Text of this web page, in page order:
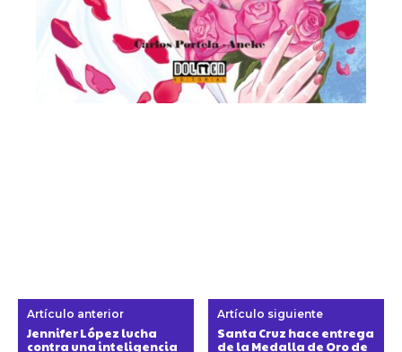
Artículo anterior
Jennifer López lucha
contra una inteligencia
Artículo siguiente
Santa Cruz hace entrega
de la Medalla de Oro de